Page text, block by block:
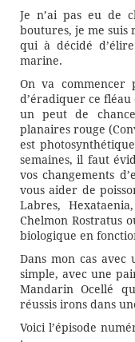
Je n’ai pas eu de
boutures, je me suis
qui à décidé
marine.
On va commencer
d’éradiquer ce fléau
un peut de
planaires rouge
est
semaines, il faut
vos changements
vous aider de
Labres,
Chelmon Rostratus
biologique en
Dans mon cas
simple, avec une
Mandarin Ocellé
réussis irons dans
Voici l’épisode